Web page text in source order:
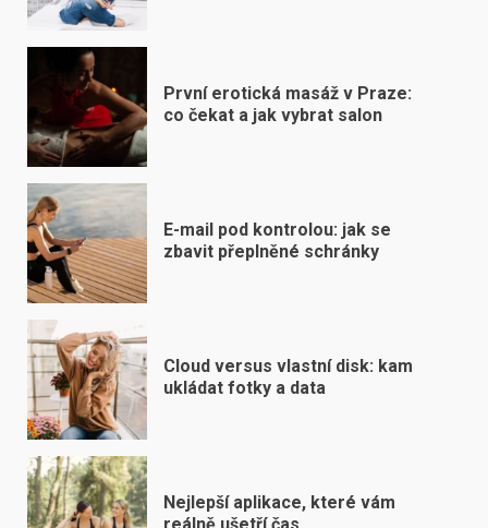
První erotická masáž v Praze:
co čekat a jak vybrat salon
E-mail pod kontrolou: jak se
zbavit přeplněné schránky
Cloud versus vlastní disk: kam
ukládat fotky a data
Nejlepší aplikace, které vám
reálně ušetří čas